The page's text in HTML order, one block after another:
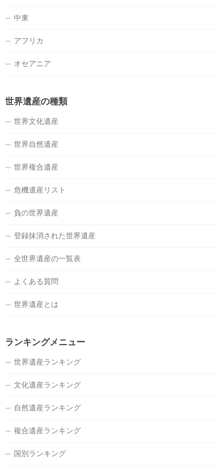
中東
アフリカ
オセアニア
世界遺産の種類
世界文化遺産
世界自然遺産
世界複合遺産
危機遺産リスト
負の世界遺産
登録抹消された世界遺産
全世界遺産の一覧表
よくある質問
世界遺産とは
ランキングメニュー
世界遺産ランキング
文化遺産ランキング
自然遺産ランキング
複合遺産ランキング
国別ランキング